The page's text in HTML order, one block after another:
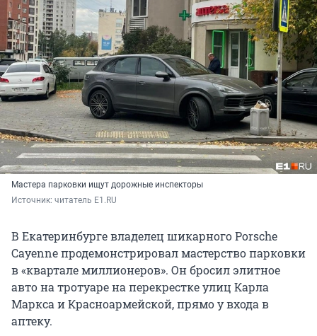
Мастера парковки ищут дорожные инспекторы
Источник: читатель E1.RU
В Екатеринбурге владелец шикарного Porsche
Cayenne продемонстрировал мастерство парковки
в «квартале миллионеров». Он бросил элитное
авто на тротуаре на перекрестке улиц Карла
Маркса и Красноармейской, прямо у входа в
аптеку.